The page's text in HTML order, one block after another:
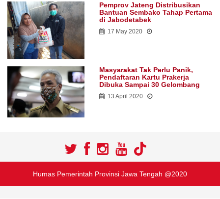
Pemprov Jateng Distribusikan
Bantuan Sembako Tahap Pertama
di Jabodetabek
17 May 2020
Masyarakat Tak Perlu Panik,
Pendaftaran Kartu Prakerja
Dibuka Sampai 30 Gelombang
13 April 2020
Humas Pemerintah Provinsi Jawa Tengah @2020